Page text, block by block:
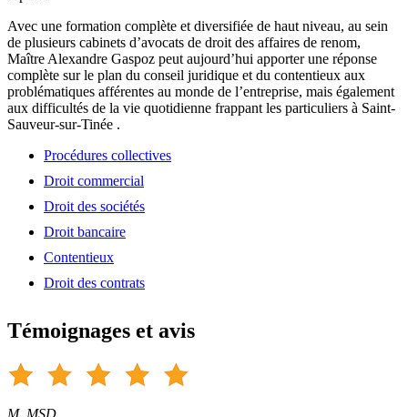
Avec une formation complète et diversifiée de haut niveau, au sein
de plusieurs cabinets d’avocats de droit des affaires de renom,
Maître Alexandre Gaspoz peut aujourd’hui apporter une réponse
complète sur le plan du conseil juridique et du contentieux aux
problématiques afférentes au monde de l’entreprise, mais également
aux difficultés de la vie quotidienne frappant les particuliers à Saint-
Sauveur-sur-Tinée .
Procédures collectives
Droit commercial
Droit des sociétés
Droit bancaire
Contentieux
Droit des contrats
Témoignages et avis
M. MSD